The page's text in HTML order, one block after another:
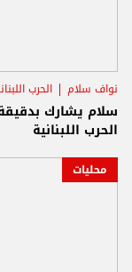
نواف سلام الحرب
سلام يشارك
الحرب اللبنانية
محليات